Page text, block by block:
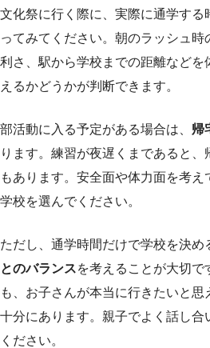
文化祭に行く際に、実際に通学す
ってみてください。朝のラッシュ
利さ、駅から学校までの距離などを
えるかどうかが判断できます。
部活動に入る予定がある場合は、 帰
ります。練習が夜遅くまであると、
もあります。安全面や体力面を考
学校を選んでください。
ただし、通学時間だけで学校を決め
とのバランスを考えることが大切で
も、お子さんが本当に行きたいと
十分にあります。親子でよく話し合
ください。